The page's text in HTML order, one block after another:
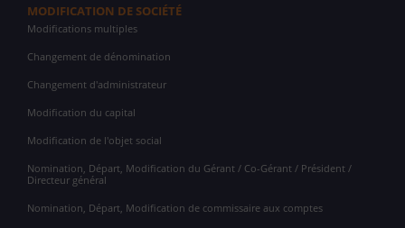
MODIFICATION DE SOCIÉTÉ
Modifications multiples
Changement de dénomination
Changement d'administrateur
Modification du capital
Modification de l'objet social
Nomination, Départ, Modification du Gérant / Co-Gérant / Président /
Directeur général
Nomination, Départ, Modification de commissaire aux comptes